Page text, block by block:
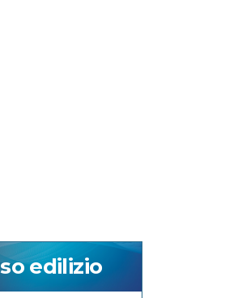
edilizio